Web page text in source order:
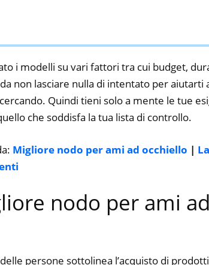
i modelli su vari fattori tra cui budget,
non lasciare nulla di intentato per aiutarti
Quindi tieni solo a mente le tue
che soddisfa la tua lista di controllo.
Migliore nodo per ami ad occhiello |
nodo per ami
persone sottolinea l’acquisto di